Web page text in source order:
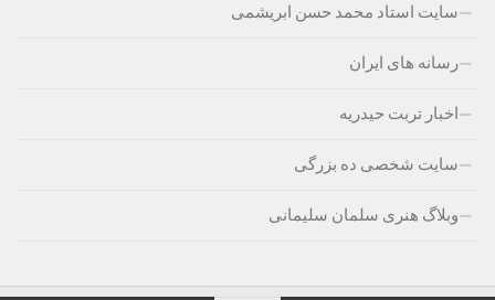
سایت استاد محمد حسن ابریشمی
رسانه های ایران
اخبار تربت حیدریه
سایت شخصی ده بزرگی
وبلاگ هنری سلمان سلیمانی